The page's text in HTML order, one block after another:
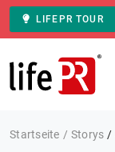
LIFEPR TOUR
Zur Startseite
Startseite Storys